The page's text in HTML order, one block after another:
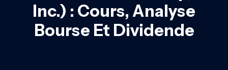
Inc.) : Cours, Analyse
Bourse Et Dividende